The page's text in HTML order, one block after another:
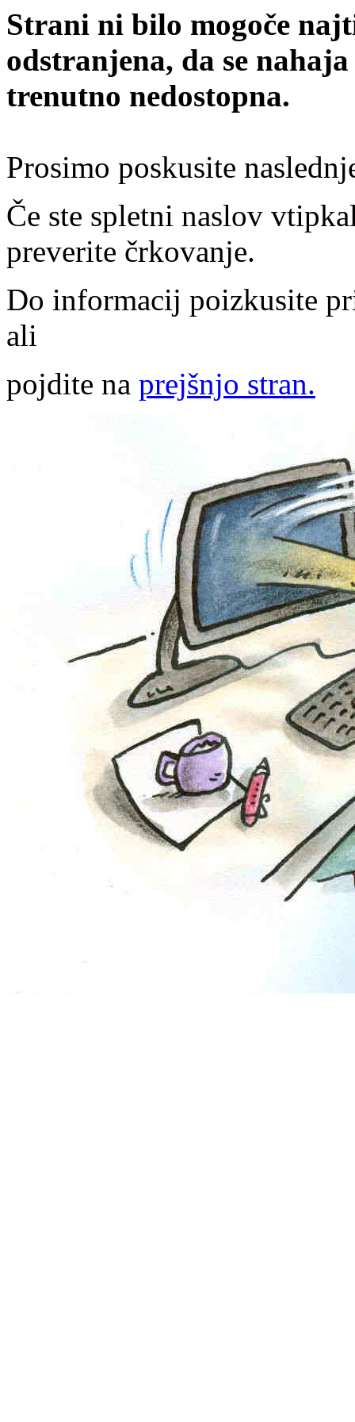
Strani ni bilo mogoče
odstranjena, da se
trenutno nedostopna.
Prosimo poskusite
Če ste spletni naslov
preverite črkovanje.
Do informacij poizkusite
ali
pojdite na prejšnjo stran.